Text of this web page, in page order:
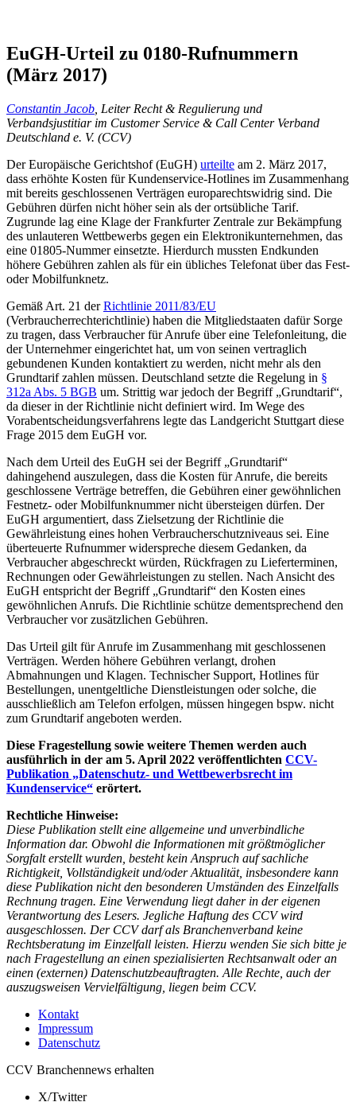
EuGH-Urteil zu 0180-Rufnummern
(März 2017)
Constantin Jacob , Leiter Recht & Regulierung und
Verbandsjustitiar im Customer Service & Call Center Verband
Deutschland e. V. (CCV)
Der Europäische Gerichtshof (EuGH) urteilte am 2. März 2017,
dass erhöhte Kosten für Kundenservice-Hotlines im Zusammenhang
mit bereits geschlossenen Verträgen europarechtswidrig sind. Die
Gebühren dürfen nicht höher sein als der ortsübliche Tarif.
Zugrunde lag eine Klage der Frankfurter Zentrale zur Bekämpfung
des unlauteren Wettbewerbs gegen ein Elektronikunternehmen, das
eine 01805-Nummer einsetzte. Hierdurch mussten Endkunden
höhere Gebühren zahlen als für ein übliches Telefonat über das Fest-
oder Mobilfunknetz.
Gemäß Art. 21 derRichtlinie 2011/83/EU
(Verbraucherrechterichtlinie) haben die Mitgliedstaaten dafür Sorge
zu tragen, dass Verbraucher für Anrufe über eine Telefonleitung, die
der Unternehmer eingerichtet hat, um von seinen vertraglich
gebundenen Kunden kontaktiert zu werden, nicht mehr als den
Grundtarif zahlen müssen. Deutschland setzte die Regelung in §
312a Abs. 5 BGB um. Strittig war jedoch der Begriff „Grundtarif“,
da dieser in der Richtlinie nicht definiert wird. Im Wege des
Vorabentscheidungsverfahrens legte das Landgericht Stuttgart diese
Frage 2015 dem EuGH vor.
Nach dem Urteil des EuGH sei der Begriff „Grundtarif“
dahingehend auszulegen, dass die Kosten für Anrufe, die bereits
geschlossene Verträge betreffen, die Gebühren einer gewöhnlichen
Festnetz- oder Mobilfunknummer nicht übersteigen dürfen. Der
EuGH argumentiert, dass Zielsetzung der Richtlinie die
Gewährleistung eines hohen Verbraucherschutzniveaus sei. Eine
überteuerte Rufnummer widerspreche diesem Gedanken, da
Verbraucher abgeschreckt würden, Rückfragen zu Lieferterminen,
Rechnungen oder Gewährleistungen zu stellen. Nach Ansicht des
EuGH entspricht der Begriff „Grundtarif“ den Kosten eines
gewöhnlichen Anrufs. Die Richtlinie schütze dementsprechend den
Verbraucher vor zusätzlichen Gebühren.
Das Urteil gilt für Anrufe im Zusammenhang mit geschlossenen
Verträgen. Werden höhere Gebühren verlangt, drohen
Abmahnungen und Klagen. Technischer Support, Hotlines für
Bestellungen, unentgeltliche Dienstleistungen oder solche, die
ausschließlich am Telefon erfolgen, müssen hingegen bspw. nicht
zum Grundtarif angeboten werden.
Diese Fragestellung sowie weitere Themen werden auch
ausführlich in der am 5. April 2022 veröffentlichten CCV-
Publikation „Datenschutz- und Wettbewerbsrecht im
Kundenservice“ erörtert.
Rechtliche Hinweise:
Diese Publikation stellt eine allgemeine und unverbindliche
Information dar. Obwohl die Informationen mit größtmöglicher
Sorgfalt erstellt wurden, besteht kein Anspruch auf sachliche
Richtigkeit, Vollständigkeit und/oder Aktualität, insbesondere kann
diese Publikation nicht den besonderen Umständen des Einzelfalls
Rechnung tragen. Eine Verwendung liegt daher in der eigenen
Verantwortung des Lesers. Jegliche Haftung des CCV wird
ausgeschlossen. Der CCV darf als Branchenverband keine
Rechtsberatung im Einzelfall leisten. Hierzu wenden Sie sich bitte je
nach Fragestellung an einen spezialisierten Rechtsanwalt oder an
einen (externen) Datenschutzbeauftragten. Alle Rechte, auch der
auszugsweisen Vervielfältigung, liegen beim CCV.
Kontakt
Impressum
Datenschutz
CCV Branchennews erhalten
X/Twitter